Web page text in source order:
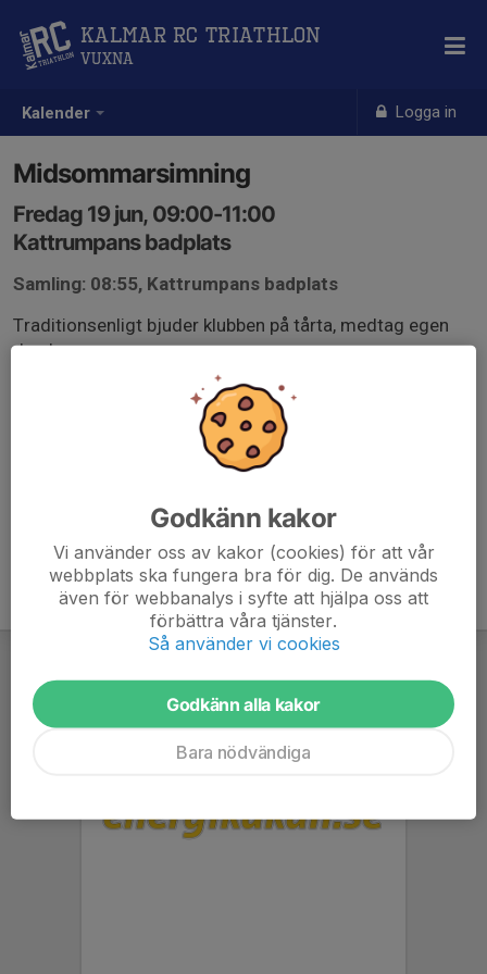
Kalender Logga in
Kalmar RC Triathlon
Vuxna
Midsommarsimning
Fredag 19 jun, 09:00-11:00
Kattrumpans badplats
Samling: 08:55, Kattrumpans badplats
Traditionsenligt bjuder klubben på tårta, medtag egen
dryck.
Godkänn kakor
Vi använder oss av kakor (cookies) för att vår
webbplats ska fungera bra för dig. De används
även för webbanalys i syfte att hjälpa oss att
förbättra våra tjänster.
Så använder vi cookies
Godkänn alla kakor
Bara nödvändiga